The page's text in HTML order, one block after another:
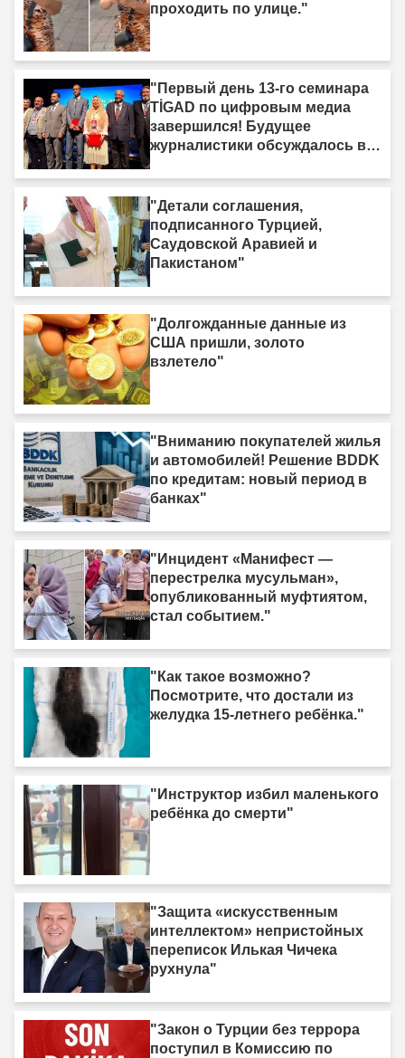
проходить по улице."
"Первый день 13-го семинара
TİGAD по цифровым медиа
завершился! Будущее
журналистики обсуждалось в
"Детали соглашения,
подписанного Турцией,
Саудовской Аравией и
Пакистаном"
"Долгожданные данные из
США пришли, золото
взлетело"
"Вниманию покупателей жилья
и автомобилей! Решение BDDK
по кредитам: новый период в
банках"
"Инцидент «Манифест —
перестрелка мусульман»,
опубликованный муфтиятом,
стал событием."
"Как такое возможно?
Посмотрите, что достали из
желудка 15-летнего ребёнка."
"Инструктор избил маленького
ребёнка до смерти"
"Защита «искусственным
интеллектом» непристойных
переписок Илькая Чичека
рухнула"
"Закон о Турции без террора
поступил в Комиссию по